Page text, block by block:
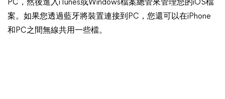
PC，然後進入iTunes或Windows檔案總管來管理您的iOS檔
案。如果您透過藍牙將裝置連接到PC，您還可以在iPhone
和PC之間無線共用一些檔。